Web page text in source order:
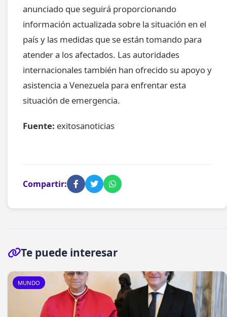
anunciado que seguirá proporcionando
información actualizada sobre la situación en el
país y las medidas que se están tomando para
atender a los afectados. Las autoridades
internacionales también han ofrecido su apoyo y
asistencia a Venezuela para enfrentar esta
situación de emergencia.
Fuente: exitosanoticias
Compartir:
Te puede interesar
MUNDO